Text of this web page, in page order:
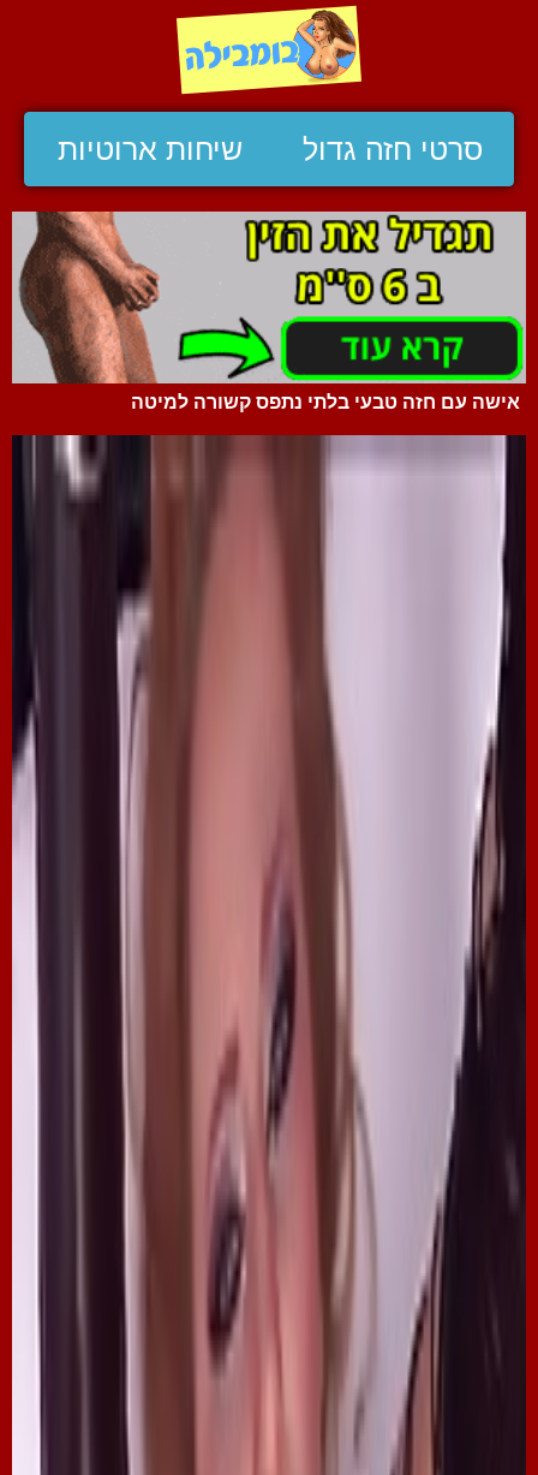
סרטי חזה גדול שיחות ארוטיות
אישה עם חזה טבעי בלתי נתפס קשורה למיטה